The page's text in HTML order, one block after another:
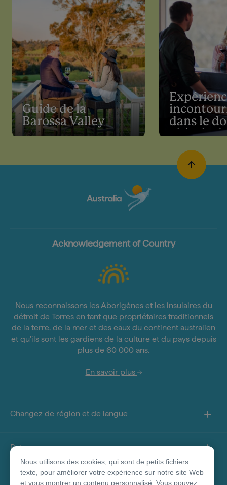
Guide de la
Barossa Valley
dans le
viticole
Acknowledgement of Country
Nous reconnaissons les Aborigènes et les insulaires du
détroit de Torres en tant que propriétaires traditionnels
de la terre, de la mer et des eaux du continent australien
et qu'ils sont les gardiens de la culture et du pays depuis
plus de 60 000 ans.
En savoir plus
Changez de région et de langue
Retrouvez-nous sur
À propos de ce site
Nous utilisons des cookies, qui sont de petits fichiers
texte, pour améliorer votre expérience sur notre site Web
et vous montrer un contenu personnalisé. Vous pouvez